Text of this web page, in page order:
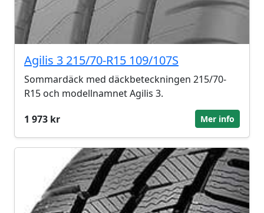
Agilis 3 215/70-R15 109/107S
Sommardäck med däckbeteckningen 215/70-
R15 och modellnamnet Agilis 3.
1 973 kr
Mer info